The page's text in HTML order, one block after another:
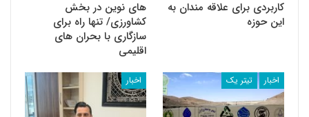
کاربردی برای علاقه مندان به
این حوزه
های نوین در بخش
کشاورزی/ تنها راه برای
سازگاری با بحران های
اقلیمی
اخبار تیتر یک اخبار